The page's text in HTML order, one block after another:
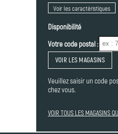
Voir les caractéristiques
Disponibilité
Votre code postal :
VOIR LES MAGASINS
Veuillez saisir un code
chez vous.
VOIR TOUS LES MAGASINS